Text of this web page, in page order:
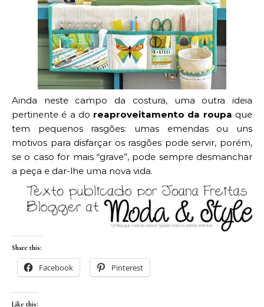
Ainda neste campo da costura, uma outra ideia
pertinente é a do reaproveitamento da roupa que
tem pequenos rasgões: umas emendas ou uns
motivos para disfarçar os rasgões pode servir, porém,
se o caso for mais “grave”, pode sempre desmanchar
a peça e dar-lhe uma nova vida.
Share this:
Facebook Pinterest
Like this: